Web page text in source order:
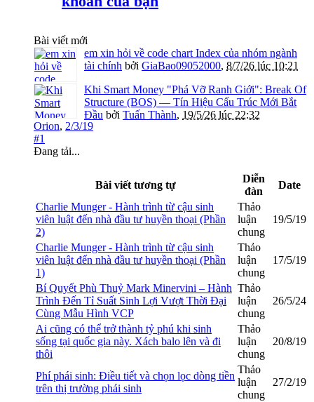
Bài viết mới
em xin hỏi về code chart Index của nhóm ngành
tài chính bởi GiaBao09052000, 8/7/26 lúc 10:21
Khi Smart Money "Phá Vỡ Ranh Giới": Break Of
Structure (BOS) — Tín Hiệu Cấu Trúc Mới Bắt
Đầu bởi Tuấn Thành, 19/5/26 lúc 22:32
Orion, 2/3/19
#1
Đang tải...
Bài viết tương tự
Diễn
đàn
Date
Charlie Munger - Hành trình từ cậu sinh
viên luật đến nhà đầu tư huyền thoại (Phần
2)
Thảo
luận
chung
19/5/19
Charlie Munger - Hành trình từ cậu sinh
viên luật đến nhà đầu tư huyền thoại (Phần
1)
Thảo
luận
chung
17/5/19
Bí Quyết Phù Thuỷ Mark Minervini – Hành
Trình Đến Tỉ Suất Sinh Lợi Vượt Thời Đại
Cùng Mẫu Hình VCP
Thảo
luận
chung
26/5/24
Ai cũng có thể trở thành tỷ phú khi sinh
sống tại quốc gia này. Xách balo lên và đi
thôi
Thảo
luận
chung
20/8/19
Phí phái sinh: Điều tiết và chọn lọc dòng tiền
trên thị trường phái sinh
Thảo
luận
chung
27/2/19